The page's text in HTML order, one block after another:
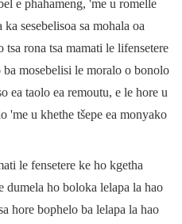
e phahameng, 'me u romelle
sesebelisoa sa mohala oa
rona tsa mamati le lifensetere
mosebelisi le moralo o bonolo
ea taolo ea remoutu, e le hore u
'me u khethe tšepe ea monyako
le fensetere ke ho kgetha
dumela ho boloka lelapa la hao
hore bophelo ba lelapa la hao